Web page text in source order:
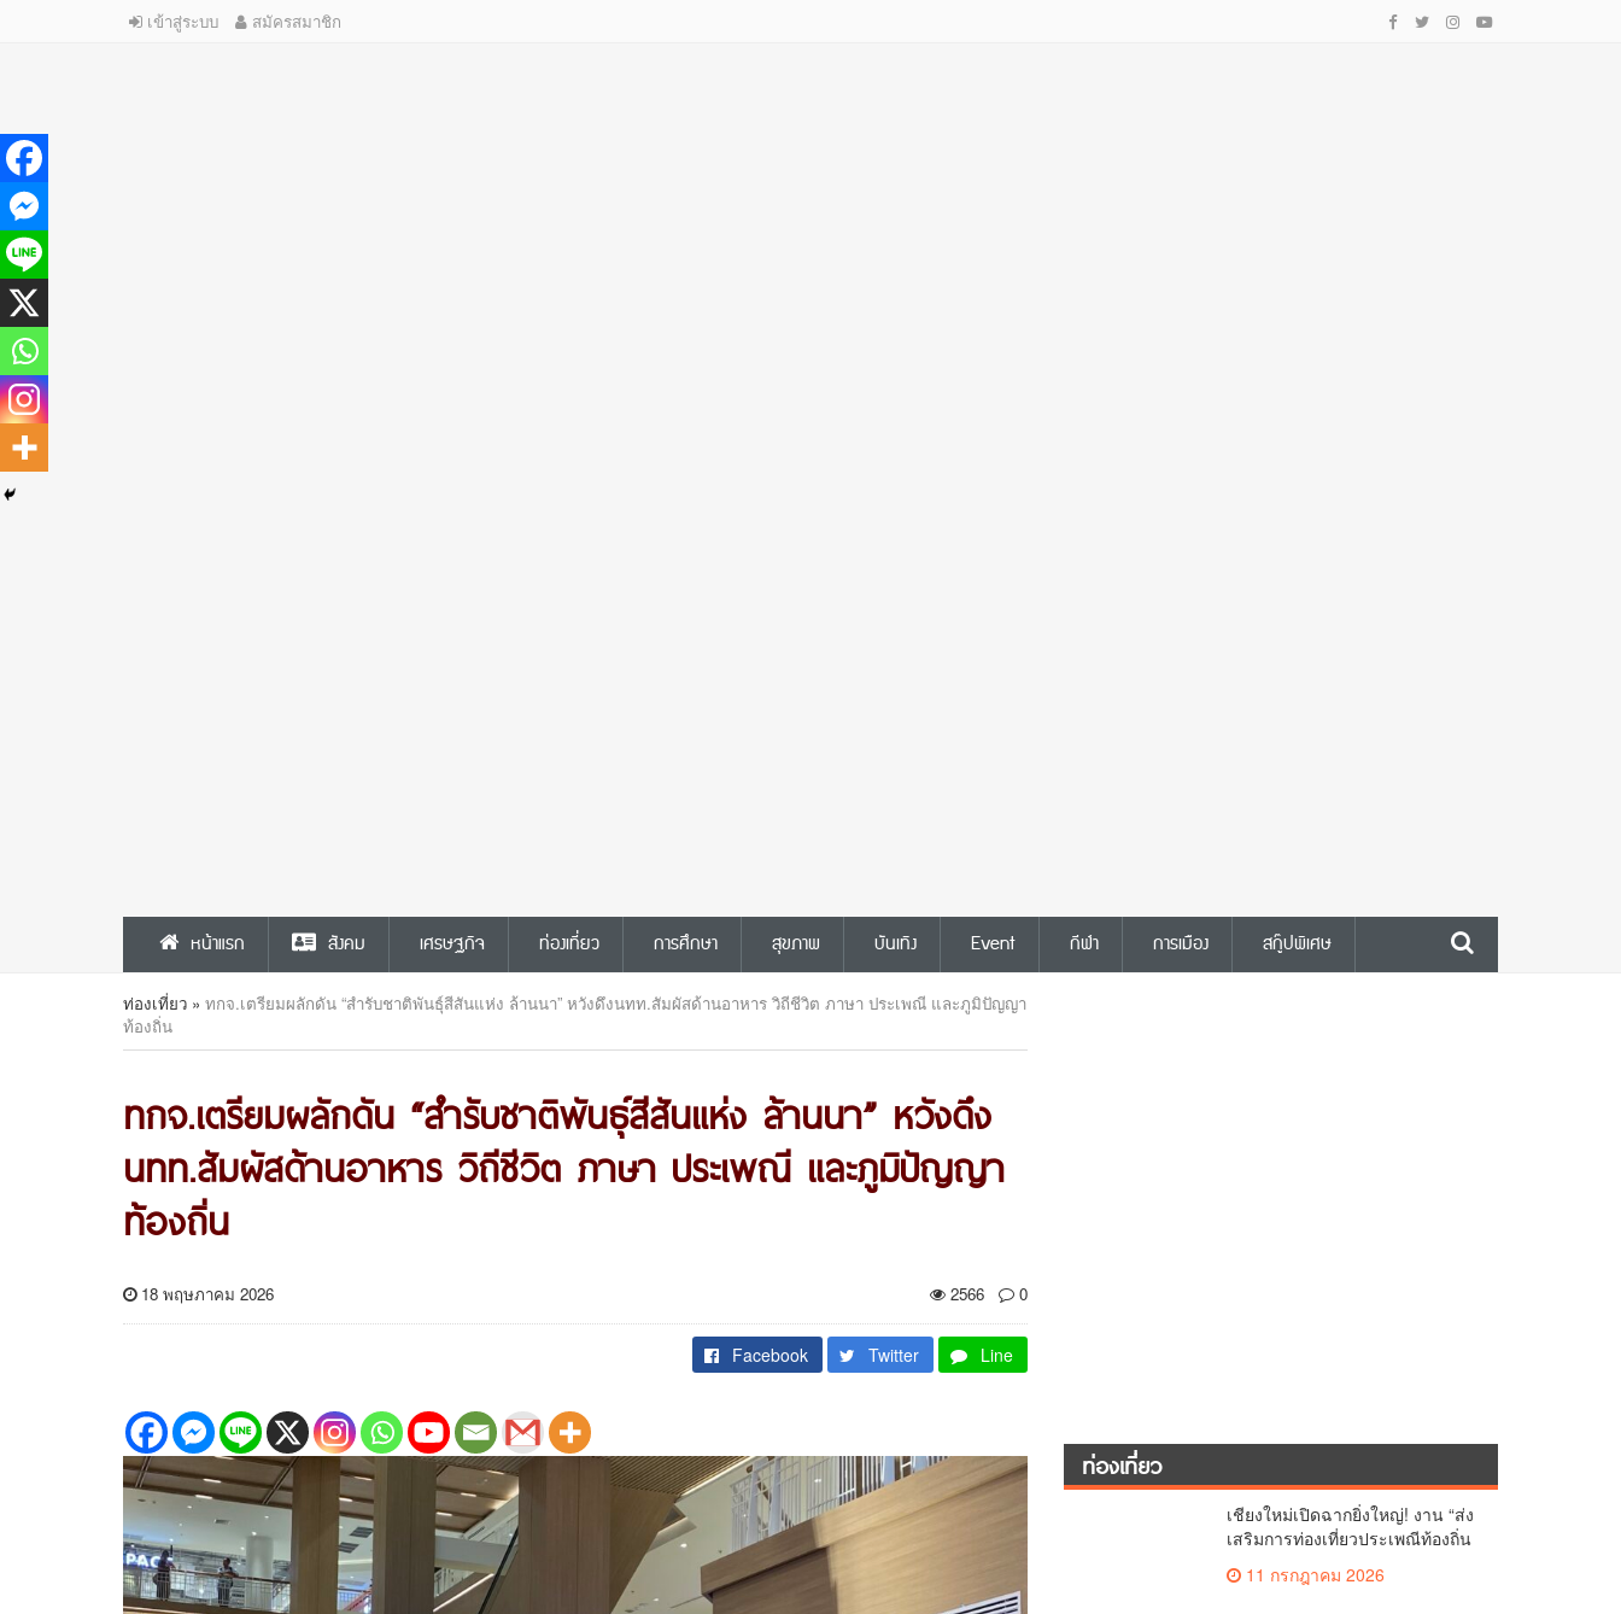
เข้าสู่ระบบ สมัครสมาชิก
หน้าแรก สังคม เศรษฐกิจ ท่องเที่ยว การศึกษา สุขภาพ บันเทิง Event กีฬา การเมือง สกู๊ปพิเศษ
ท่องเที่ยว » ทกจ.เตรียมผลักดัน “สำรับชาติพันธุ์สีสันแห่ง ล้านนา” หวังดึงนทท.สัมผัสด้านอาหาร วิถีชีวิต ภาษา ประเพณี และภูมิปัญญา
ท้องถิ่น
ทกจ.เตรียมผลักดัน “สำรับชาติพันธุ์สีสันแห่ง ล้านนา” หวังดึง
นทท.สัมผัสด้านอาหาร วิถีชีวิต ภาษา ประเพณี และภูมิปัญญา
ท้องถิ่น
18 พฤษภาคม 2026 2566 0
Facebook Twitter Line
ท่องเที่ยว
เชียงใหม่เปิดฉากยิ่งใหญ่! งาน “ส่ง
เสริมการท่องเที่ยวประเพณีท้องถิ่น
วิถีชาติพันธุ์ล้านนา” ชูอัตลักษณ์ 4
จังหวัดเหนือตอนบน
11 กรกฎาคม 2026